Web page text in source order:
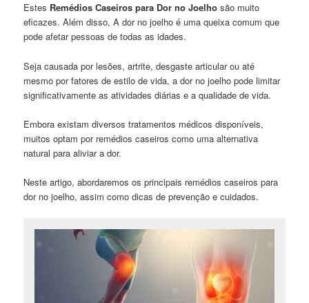
Estes Remédios Caseiros para Dor no Joelho são muito
eficazes. Além disso, A dor no joelho é uma queixa comum que
pode afetar pessoas de todas as idades.
Seja causada por lesões, artrite, desgaste articular ou até
mesmo por fatores de estilo de vida, a dor no joelho pode limitar
significativamente as atividades diárias e a qualidade de vida.
Embora existam diversos tratamentos médicos disponíveis,
muitos optam por remédios caseiros como uma alternativa
natural para aliviar a dor.
Neste artigo, abordaremos os principais remédios caseiros para
dor no joelho, assim como dicas de prevenção e cuidados.